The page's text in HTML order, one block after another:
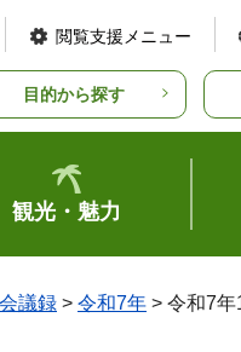
閲覧支援メニュー
目的から探す
観光・魅力
会議録 > 令和7年 > 令和7